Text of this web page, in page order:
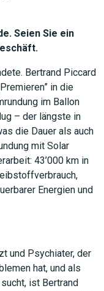
Seien Sie ein
Bertrand Piccard
in die
im Ballon
– der längste in
die Dauer als auch
mit Solar
43’000 km in
Energien und
und Psychiater, der
hat, und als
ist Bertrand